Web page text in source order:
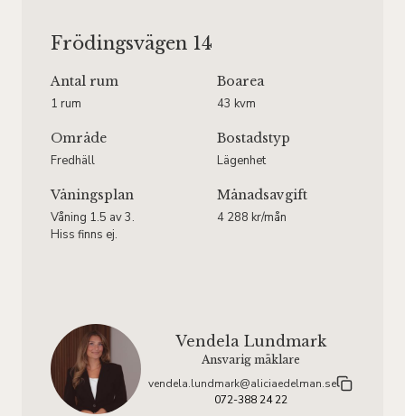
Frödingsvägen 14
Antal rum
1 rum
Boarea
43 kvm
Område
Fredhäll
Bostadstyp
Lägenhet
Våningsplan
Våning 1.5 av 3.
Hiss finns ej.
Månadsavgift
4 288 kr/mån
Vendela Lundmark
Ansvarig mäklare
vendela.lundmark@aliciaedelman.se
072-388 24 22